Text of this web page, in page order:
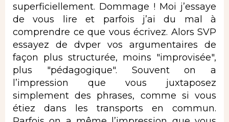
superficiellement. Dommage ! Moi j’essaye
de vous lire et parfois j’ai du mal à
comprendre ce que vous écrivez. Alors SVP
essayez de dvper vos argumentaires de
façon plus structurée, moins "improvisée",
plus "pédagogique". Souvent on a
l’impression que vous juxtaposez
simplement des phrases, comme si vous
étiez dans les transports en commun.